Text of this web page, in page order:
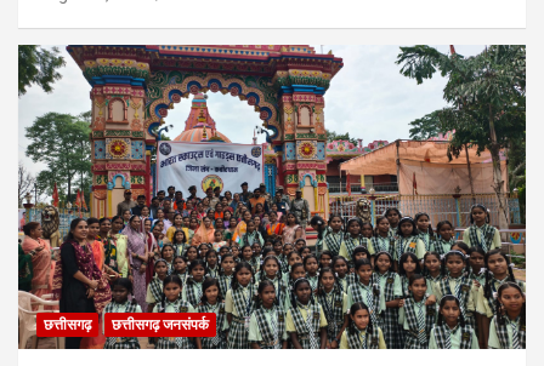
छत्तीसगढ़ छत्तीसगढ़ जनसंपर्क